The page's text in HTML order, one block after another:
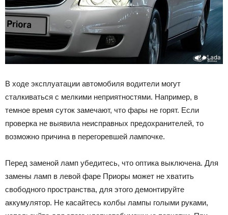
В ходе эксплуатации автомобиля водители могут
сталкиваться с мелкими неприятностями. Например, в
темное время суток замечают, что фары не горят. Если
проверка не выявила неисправных предохранителей, то
возможно причина в перегоревшей лампочке.
Перед заменой ламп убедитесь, что оптика выключена. Для
замены ламп в левой фаре Приоры может не хватить
свободного пространства, для этого демонтируйте
аккумулятор. Не касайтесь колбы лампы голыми руками,